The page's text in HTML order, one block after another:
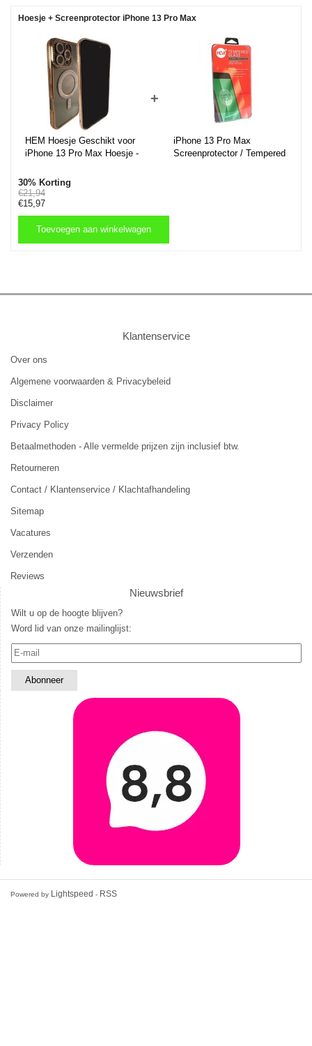
Hoesje + Screenprotector iPhone 13 Pro Max
HEM Hoesje Geschikt voor
iPhone 13 Pro Max Hoesje -
Shockproof Backcover -
Goud Glitter Transparant
hoesje
+
iPhone 13 Pro Max
Screenprotector / Tempered
30% Korting
€21,94
€15,97
Toevoegen aan winkelwagen
Klantenservice
Over ons
Algemene voorwaarden & Privacybeleid
Disclaimer
Privacy Policy
Betaalmethoden - Alle vermelde prijzen zijn inclusief btw.
Retourneren
Contact / Klantenservice / Klachtafhandeling
Sitemap
Vacatures
Verzenden
Reviews
Nieuwsbrief
Wilt u op de hoogte blijven?
Word lid van onze mailinglijst:
Powered by Lightspeed - RSS